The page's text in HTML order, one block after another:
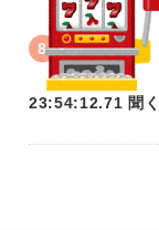
23:54:12.71 聞